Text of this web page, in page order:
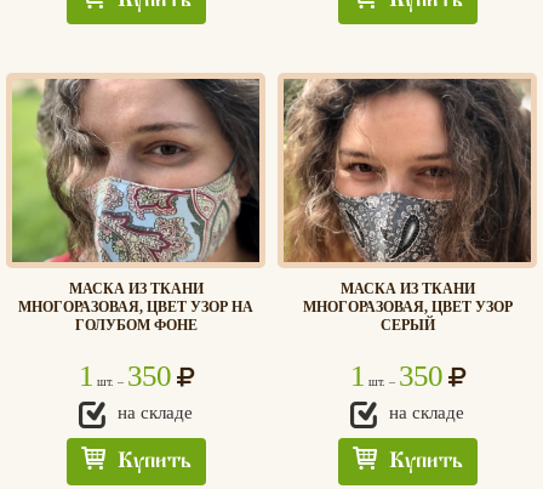
МАСКА ИЗ ТКАНИ
МНОГОРАЗОВАЯ, ЦВЕТ УЗОР НА
ГОЛУБОМ ФОНЕ
1 шт. – 350
на складе
Купить
МАСКА ИЗ ТКАНИ
МНОГОРАЗОВАЯ, ЦВЕТ УЗОР
СЕРЫЙ
1 шт. – 350
на складе
Купить